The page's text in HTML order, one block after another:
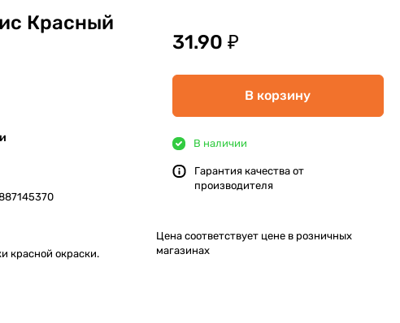
Красный
красной окраски.
31.90 ₽
В корзину
В наличии
Гарантия качества от
производителя
Цена соответствует цене в розничных
магазинах